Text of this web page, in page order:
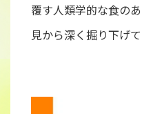
覆す人類学的な食の
見から深く掘り下げて